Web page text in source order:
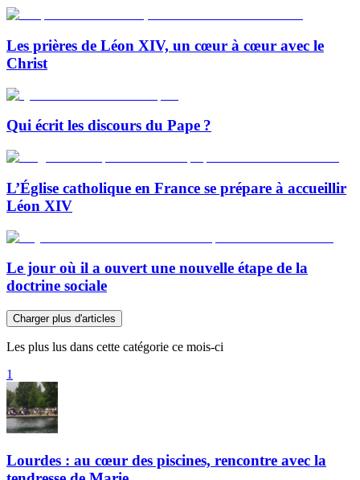
Les prières de Léon XIV, un cœur à cœur avec le
Christ
Qui écrit les discours du Pape ?
L’Église catholique en France se prépare à accueillir
Léon XIV
Le jour où il a ouvert une nouvelle étape de la
doctrine sociale
Charger plus d'articles
Les plus lus dans cette catégorie ce mois-ci
1
Lourdes : au cœur des piscines, rencontre avec la